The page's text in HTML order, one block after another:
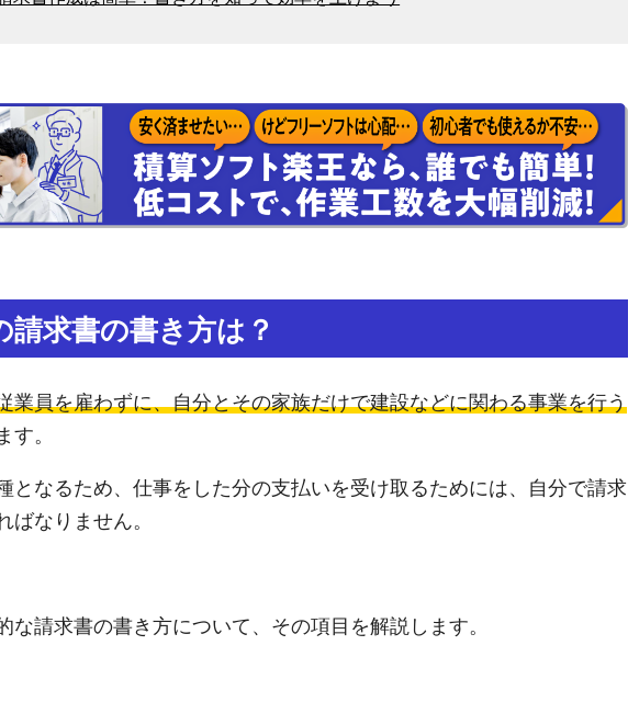
請求書の書き方は？
業員を雇わずに、自分とその家族だけで建設などに関わる事業を行う
す。
となるため、仕事をした分の支払いを受け取るためには、自分で請求
ばなりません。
な請求書の書き方について、その項目を解説します。